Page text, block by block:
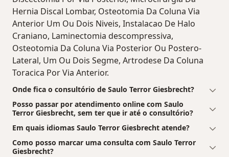
Hernia Discal Lombar, Osteotomia Da Coluna Via
Anterior Um Ou Dois Niveis, Instalacao De Halo
Craniano, Laminectomia descompressiva,
Osteotomia Da Coluna Via Posterior Ou Postero-
Lateral, Um Ou Dois Segme, Artrodese Da Coluna
Toracica Por Via Anterior.
Onde fica o consultório de Saulo Terror Giesbrecht?
Posso passar por atendimento online com Saulo
Terror Giesbrecht, sem ter que ir até o consultório?
Em quais idiomas Saulo Terror Giesbrecht atende?
Como posso marcar uma consulta com Saulo Terror
Giesbrecht?